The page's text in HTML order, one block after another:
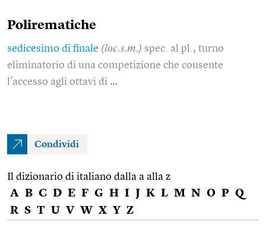
Polirematiche
sedicesimo di finale (loc.s.m.) spec. al pl., turno
eliminatorio di una competizione che consente
l'accesso agli ottavi di …
Condividi
Il dizionario di italiano dalla a alla z
A B C D E F G H I J K L M N O P Q
R S T U V W X Y Z